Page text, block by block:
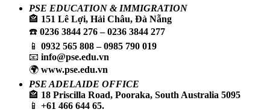
PSE EDUCATION & IMMIGRATION
🏤 151 Lê Lợi, Hải Châu, Đà Nẵng
☎️ 0236 3844 276 – 0236 3844 277
📱 0932 565 808 – 0985 790 019
📧 info@pse.edu.vn
🌍 www.pse.edu.vn
PSE ADELAIDE OFFICE
🏤 18 Priscilla Road, Pooraka, South Australia 5095
📱 +61 466 644 65.